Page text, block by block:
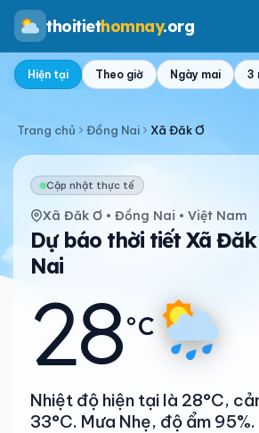
thoitiethomnay.org
Hiện tại Theo giờ Ngày mai 3
Trang chủ Đồng Nai Xã Đăk Ơ
Cập nhật thực tế
Xã Đăk Ơ • Đồng Nai • Việt Nam
Dự báo thời tiết Xã
Nai
28°C
Nhiệt độ hiện tại là 28°C,
33°C. Mưa Nhẹ, độ ẩm 95%.